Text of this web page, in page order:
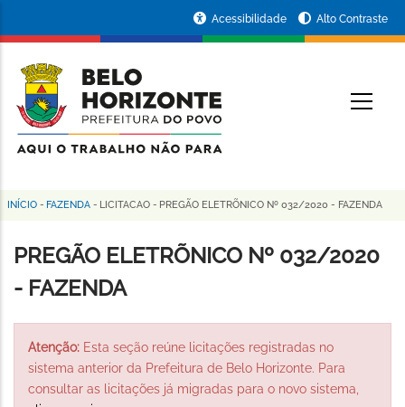
conteúdo
principal
da
Prefeitura
de
Horizonte
Acessibilidade Alto Contraste
Trilha
de
navegação
INÍCIO - FAZENDA - LICITACAO - PREGÃO ELETRÕNICO Nº 032/2020 - FAZENDA
PREGÃO ELETRÕNICO Nº 032/2020
- FAZENDA
Atenção: Esta seção reúne licitações registradas no
sistema anterior da Prefeitura de Belo Horizonte. Para
consultar as licitações já migradas para o novo sistema,